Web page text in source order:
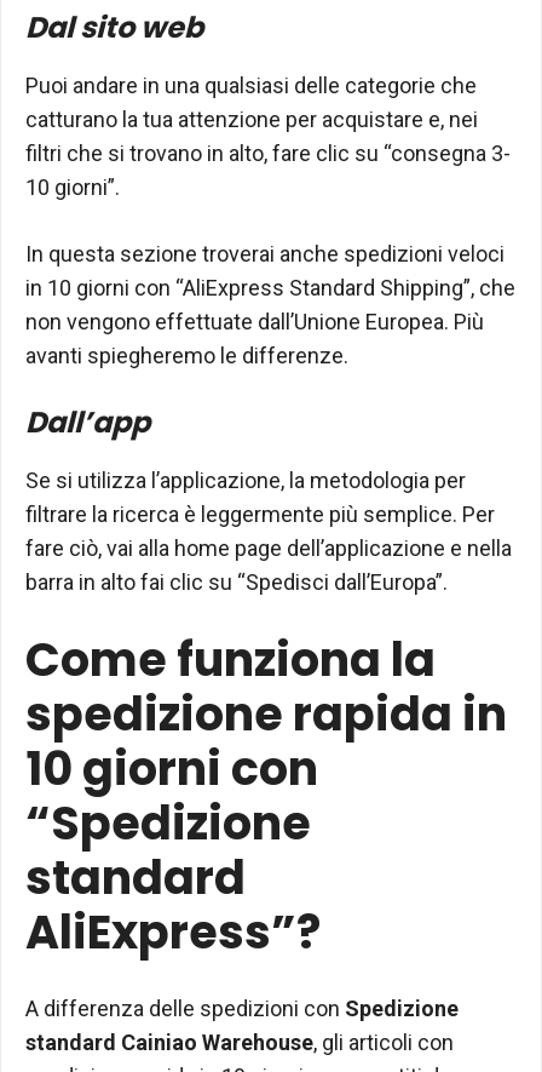
Dal sito web
Puoi andare in una qualsiasi delle categorie che
catturano la tua attenzione per acquistare e, nei
filtri che si trovano in alto, fare clic su “consegna 3-
10 giorni”.
In questa sezione troverai anche spedizioni veloci
in 10 giorni con “AliExpress Standard Shipping”, che
non vengono effettuate dall’Unione Europea. Più
avanti spiegheremo le differenze.
Dall’app
Se si utilizza l’applicazione, la metodologia per
filtrare la ricerca è leggermente più semplice. Per
fare ciò, vai alla home page dell’applicazione e nella
barra in alto fai clic su “Spedisci dall’Europa”.
Come funziona la
spedizione rapida in
10 giorni con
“Spedizione
standard
AliExpress”?
A differenza delle spedizioni con Spedizione
standard Cainiao Warehouse, gli articoli con